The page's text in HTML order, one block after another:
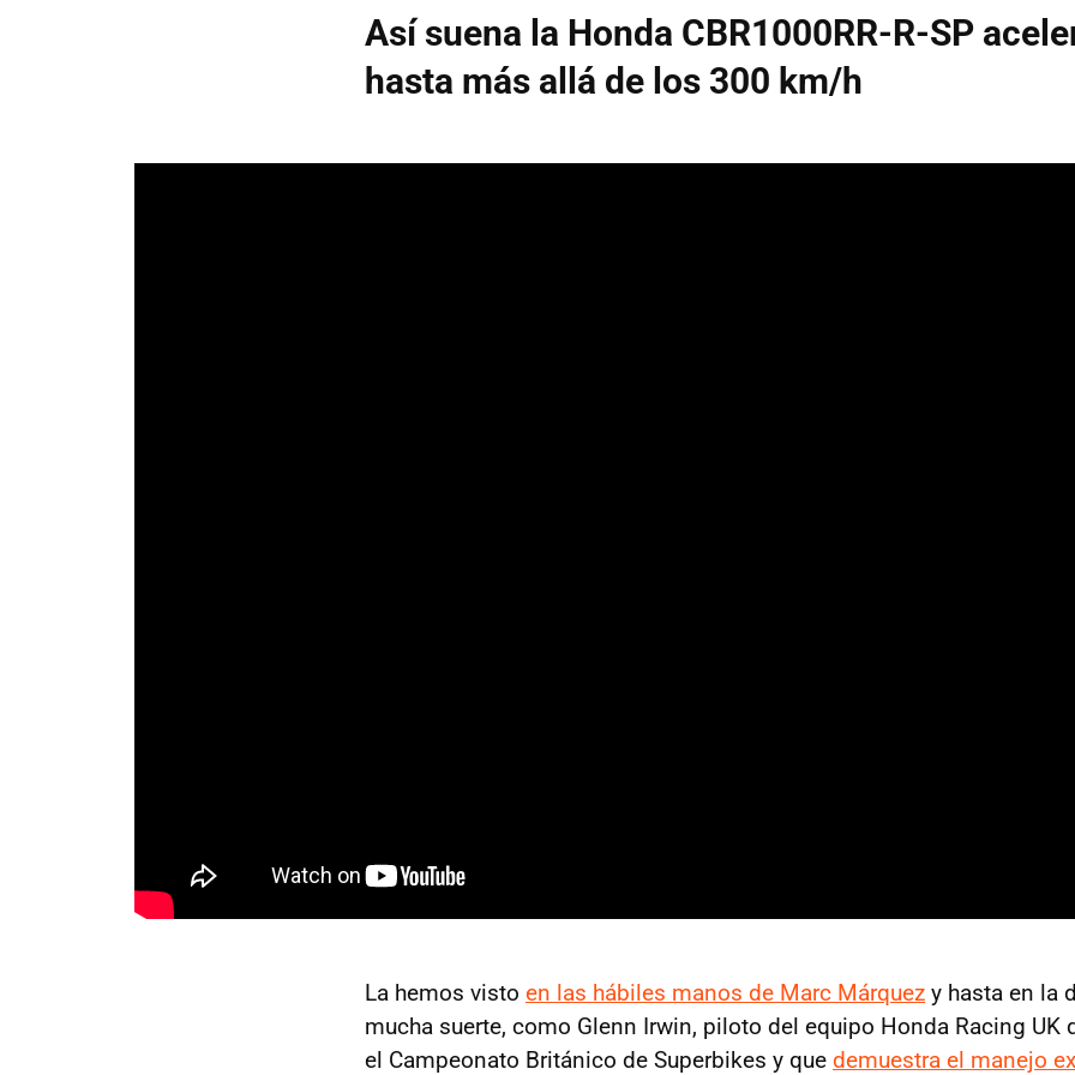
Así suena la Honda CBR1000RR-R-SP
hasta más allá de los 300 km/h
La hemos visto en las hábiles manos de Marc Márquez y hasta en la
mucha suerte, como Glenn Irwin, piloto del equipo Honda Racing UK
el Campeonato Británico de Superbikes y que demuestra el manejo